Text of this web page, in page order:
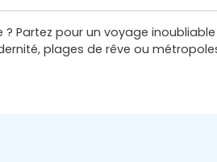
Partez pour un voyage
plages de rêve ou